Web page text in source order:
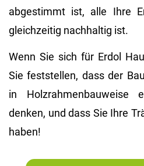
abgestimmt ist, alle Ihre
gleichzeitig nachhaltig ist.
Wenn Sie sich für Erdol
Sie feststellen, dass der
in
denken, und dass Sie Ihre
haben!